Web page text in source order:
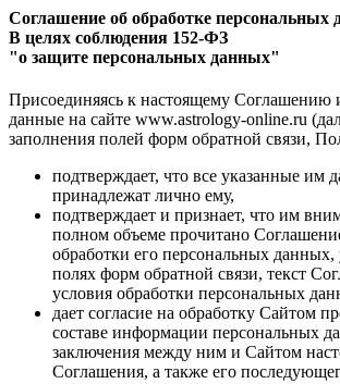
Соглашение об обработке персональных
В целях соблюдения 152-ФЗ
"о защите персональных данных"
Присоединяясь к настоящему Соглашению
данные на сайте www.astrology-online.ru
заполнения полей форм обратной связи,
подтверждает, что все указанные им
принадлежат лично ему,
подтверждает и признает, что им
полном объеме прочитано
обработки его персональных
полях форм обратной связи, текст
условия обработки персональных
дает согласие на обработку Сайтом
составе информации персональных
заключения между ним и Сайтом
Соглашения, а также его